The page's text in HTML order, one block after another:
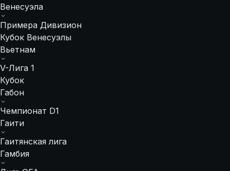
Венесуэла
Примера Дивизион
Кубок Венесуэлы
Вьетнам
V-Лига 1
Кубок
Габон
Чемпионат D1
Гаити
Гаитянская лига
Гамбия